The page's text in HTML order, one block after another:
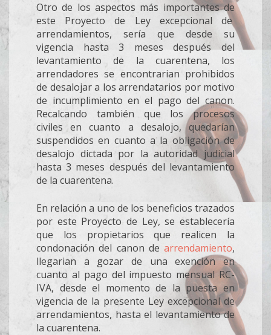
Otro de los aspectos más importantes de
este Proyecto de Ley excepcional de
arrendamientos, sería que desde su
vigencia hasta 3 meses después del
levantamiento de la cuarentena, los
arrendadores se encontrarian prohibidos
de desalojar a los arrendatarios por motivo
de incumplimiento en el pago del canon.
Recalcando también que los procesos
civiles en cuanto a desalojo, quedarían
suspendidos en cuanto a la obligación de
desalojo dictada por la autoridad judicial
hasta 3 meses después del levantamiento
de la cuarentena.
En relación a uno de los beneficios trazados
por este Proyecto de Ley, se establecería
que los propietarios que realicen la
condonación del canon de arrendamiento,
llegarian a gozar de una exención en
cuanto al pago del impuesto mensual RC-
IVA, desde el momento de la puesta en
vigencia de la presente Ley excepcional de
arrendamientos, hasta el levantamiento de
la cuarentena.